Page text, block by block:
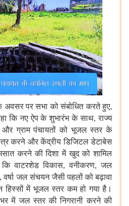
अवसर पर सभा को संबोधित करते हुए,
कि नए ऐप के शुभारंभ के साथ,राज्य
और ग्राम पंचायतों को भूजल स्तर के
करने और केंद्रीय डिजिटल डेटाबेस
करने की दिशा में खुद को शामिल
कि वाटरशेड विकास,वनीकरण,जल
,वर्षा जल संचयन जैसी पहलों को बढ़ावा
हिस्सों में भूजल स्तर कम हो गया है।
भर में जल स्तर की निगरानी करने की